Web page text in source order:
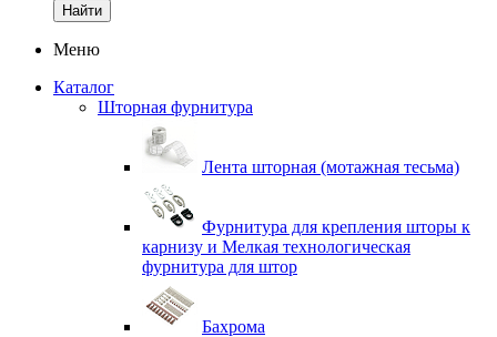
Найти
Меню
Каталог
Шторная фурнитура
Лента шторная (мотажная тесьма)
Фурнитура для крепления шторы к
карнизу и Мелкая технологическая
фурнитура для штор
Бахрома